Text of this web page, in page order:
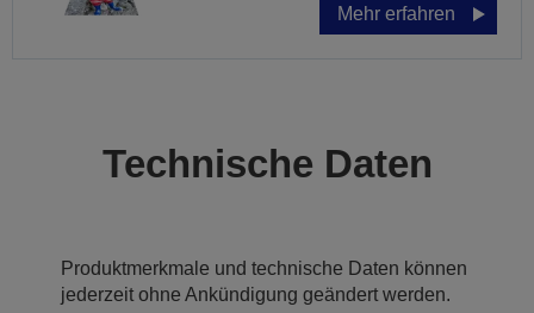
Mehr erfahren
Technische Daten
Produktmerkmale und technische Daten können
jederzeit ohne Ankündigung geändert werden.